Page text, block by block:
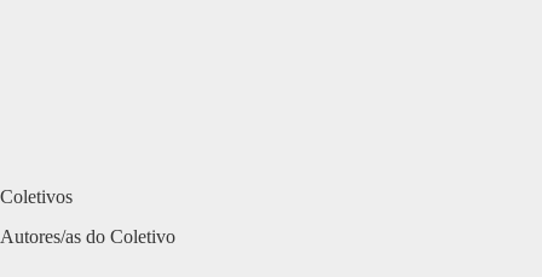
Coletivos
Autores/as do Coletivo